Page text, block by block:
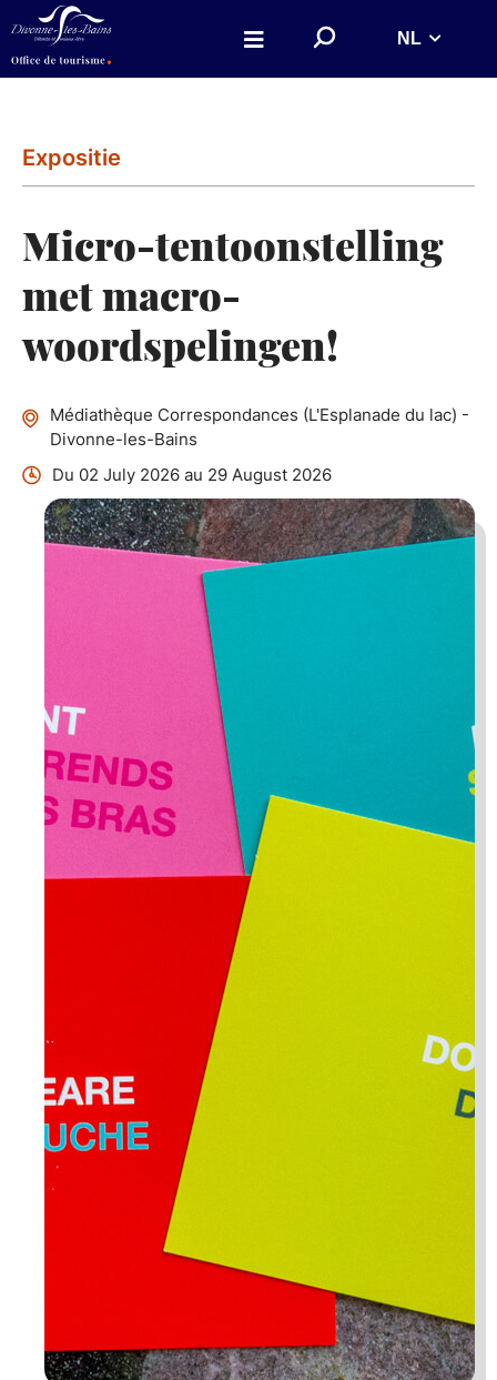
Aller à la recherche
!
!
e
e
!
NL
Expositie
Micro-tentoonstelling
met macro-
woordspelingen!
Médiathèque Correspondances (L'Esplanade du lac) -
Divonne-les-Bains
Du 02 July 2026 au 29 August 2026